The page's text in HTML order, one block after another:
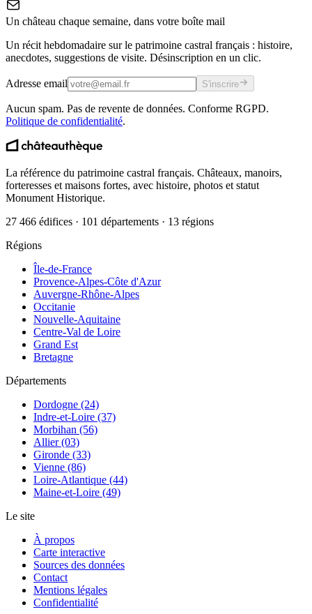
Un château chaque semaine, dans votre boîte mail
Un récit hebdomadaire sur le patrimoine castral français : histoire,
anecdotes, suggestions de visite. Désinscription en un clic.
Adresse email S'inscrire
Aucun spam. Pas de revente de données. Conforme RGPD.
Politique de confidentialité.
La référence du patrimoine castral français. Châteaux, manoirs,
forteresses et maisons fortes, avec histoire, photos et statut
Monument Historique.
27 466 édifices · 101 départements · 13 régions
Régions
Île-de-France
Provence-Alpes-Côte d'Azur
Auvergne-Rhône-Alpes
Occitanie
Nouvelle-Aquitaine
Centre-Val de Loire
Grand Est
Bretagne
Départements
Dordogne (24)
Indre-et-Loire (37)
Morbihan (56)
Allier (03)
Gironde (33)
Vienne (86)
Loire-Atlantique (44)
Maine-et-Loire (49)
Le site
À propos
Carte interactive
Sources des données
Contact
Mentions légales
Confidentialité